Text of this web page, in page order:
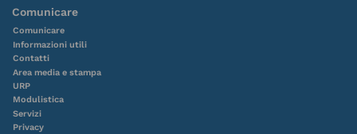
Comunicare
Comunicare
Informazioni utili
Contatti
Area media e stampa
URP
Modulistica
Servizi
Privacy